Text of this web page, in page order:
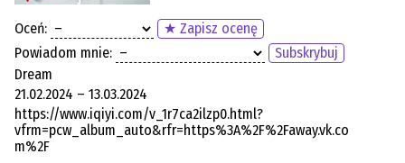
Oceń:
★ Zapisz ocenę
Powiadom mnie:
Subskrybuj
Dream
21.02.2024 – 13.03.2024
https://www.iqiyi.com/v_1r7ca2ilzp0.html?
vfrm=pcw_album_auto&rfr=https%3A%2F%2Faway.vk.co
m%2F